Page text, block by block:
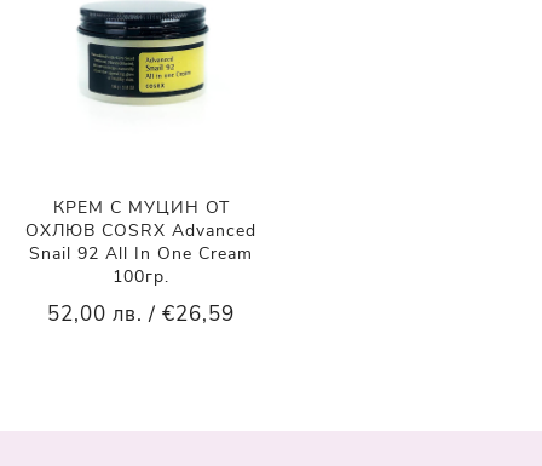
КРЕМ С МУЦИН ОТ
ОХЛЮВ COSRX Advanced
Snail 92 All In One Cream
100гр.
52,00 лв. / €26,59